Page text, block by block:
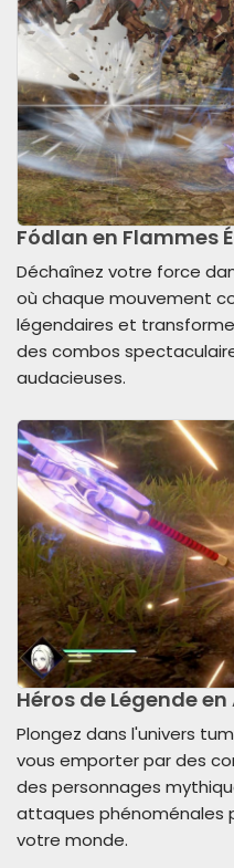
Fódlan en Flammes
Déchaînez votre force
où chaque mouvement
légendaires et
des combos
audacieuses.
Héros de Légende
Plongez dans l'univers
vous emporter par des
des personnages
attaques phénoménales
votre monde.